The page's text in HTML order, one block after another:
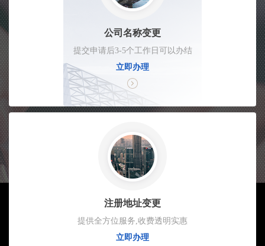
公司名称变更
提交申请后3-5个工作日可以办结
立即办理
注册地址变更
提供全方位服务,收费透明实惠
立即办理